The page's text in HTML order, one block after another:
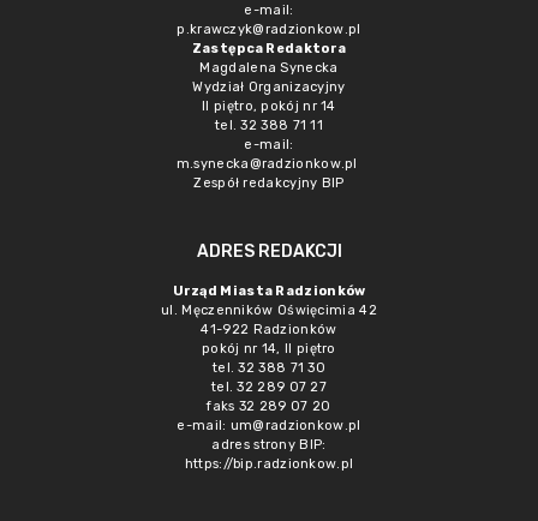
e-mail:
p.krawczyk@radzionkow.pl
Zastępca Redaktora
Magdalena Synecka
Wydział Organizacyjny
II piętro, pokój nr 14
tel. 32 388 71 11
e-mail:
m.synecka@radzionkow.pl
Zespół redakcyjny BIP
ADRES REDAKCJI
Urząd Miasta Radzionków
ul. Męczenników Oświęcimia 42
41-922 Radzionków
pokój nr 14, II piętro
tel. 32 388 71 30
tel. 32 289 07 27
faks 32 289 07 20
e-mail: um@radzionkow.pl
adres strony BIP:
https://bip.radzionkow.pl